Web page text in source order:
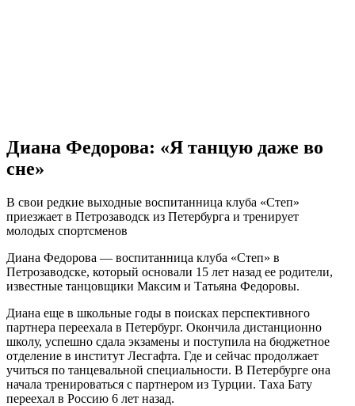
Диана Федорова: «Я танцую даже во
сне»
В свои редкие выходные воспитанница клуба «Степ»
приезжает в Петрозаводск из Петербурга и тренирует
молодых спортсменов
Диана Федорова — воспитанница клуба «Степ» в
Петрозаводске, который основали 15 лет назад ее родители,
известные танцовщики Максим и Татьяна Федоровы.
Диана еще в школьные годы в поисках перспективного
партнера переехала в Петербург. Окончила дистанционно
школу, успешно сдала экзамены и поступила на бюджетное
отделение в институт Лесгафта. Где и сейчас продолжает
учиться по танцевальной специальности. В Петербурге она
начала тренироваться с партнером из Турции. Таха Бату
переехал в Россию 6 лет назад.